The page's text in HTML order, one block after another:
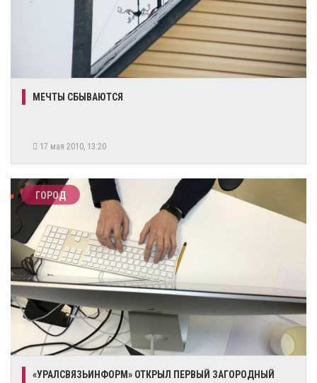
МЕЧТЫ СБЫВАЮТСЯ
17 мая 2010, 13:20
ГОРОД
«УРАЛСВЯЗЬИНФОРМ» ОТКРЫЛ ПЕРВЫЙ ЗАГОРОДНЫЙ